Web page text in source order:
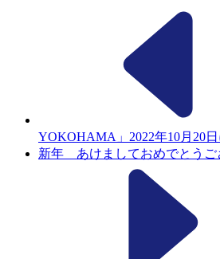
YOKOHAMA」2022年10月20日
新年 あけましておめでとうご